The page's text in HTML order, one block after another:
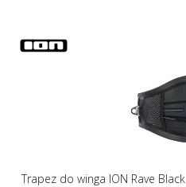
Trapez do winga ION Rave Black